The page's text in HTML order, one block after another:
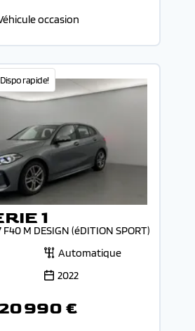
occasion
rapide!
1
F40 M DESIGN (éDITION SPORT)
Automatique
2022
990 €